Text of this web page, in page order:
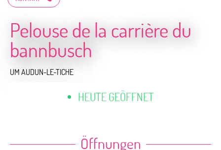
Pelouse de la carrière du
bannbusch
UM AUDUN-LE-TICHE
HEUTE GEÖFFNET
Öffnungen